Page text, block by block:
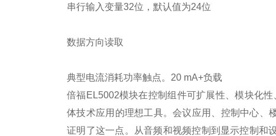
串行输入变量32位，默认值为24位
数据方向读取
典型电流消耗功率触点。20 mA+负载
倍福EL5002模块在控制组件可扩展性、模块化
体技术应用的理想工具。会议应用、控制中心、
证明了这一点。从音频和视频控制到显示控制